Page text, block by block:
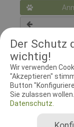
Der Schutz
wichtig!
Wir verwenden
"Akzeptieren"
Button
Sie zulassen
Datenschutz.
RICHTER